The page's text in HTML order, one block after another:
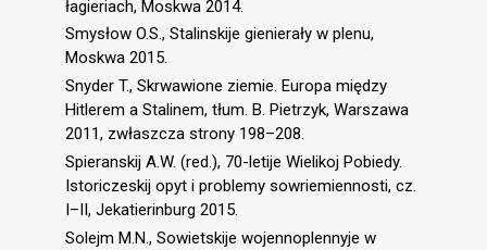
łagieriach, Moskwa 2014.
Smysłow O.S., Stalinskije gienierały w plenu,
Moskwa 2015.
Snyder T., Skrwawione ziemie. Europa między
Hitlerem a Stalinem, tłum. B. Pietrzyk, Warszawa
2011, zwłaszcza strony 198–208.
Spieranskij A.W. (red.), 70-letije Wielikoj Pobiedy.
Istoriczeskij opyt i problemy sowriemiennosti, cz.
I–II, Jekatierinburg 2015.
Solejm M.N., Sowietskije wojennoplennyje w